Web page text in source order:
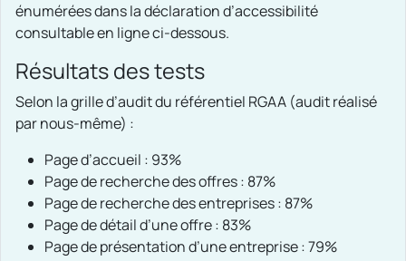
énumérées dans la déclaration d’accessibilité
consultable en ligne ci-dessous.
Résultats des tests
Selon la grille d’audit du référentiel RGAA (audit réalisé
par nous-même) :
Page d’accueil : 93%
Page de recherche des offres : 87%
Page de recherche des entreprises : 87%
Page de détail d’une offre : 83%
Page de présentation d’une entreprise : 79%